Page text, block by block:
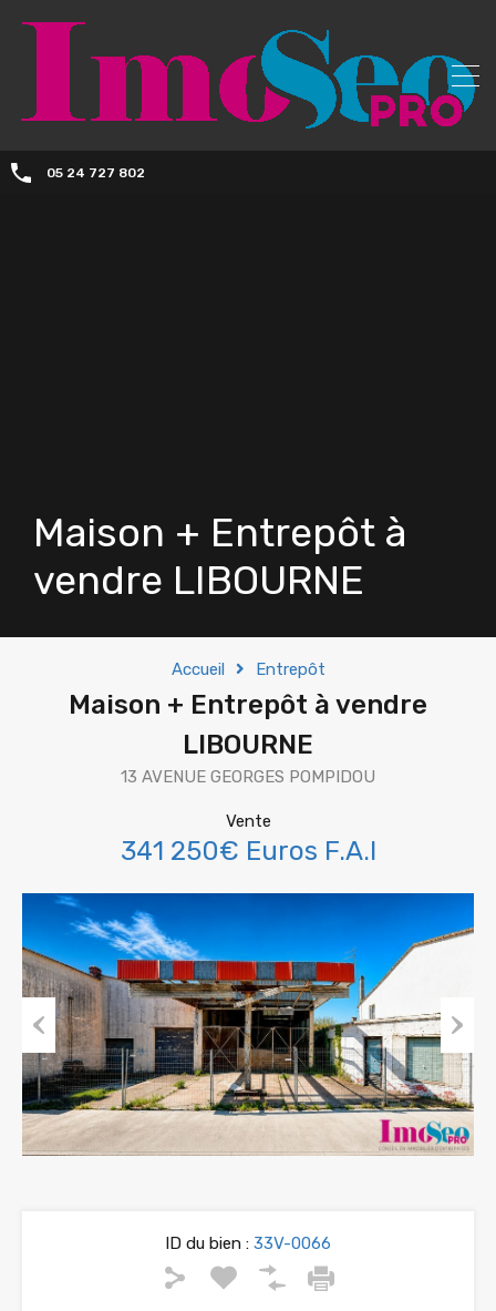
05 24 727 802
Maison + Entrepôt à
vendre LIBOURNE
Accueil Entrepôt
Maison + Entrepôt à vendre
LIBOURNE
13 AVENUE GEORGES POMPIDOU
Vente
341 250€ Euros F.A.I
Previous Next
ID du bien : 33V-0066